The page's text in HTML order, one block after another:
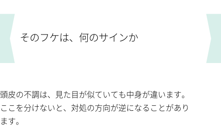
そのフケは、何のサインか
頭皮の不調は、見た目が似ていても中身が違います。
ここを分けないと、対処の方向が逆になることがあり
ます。